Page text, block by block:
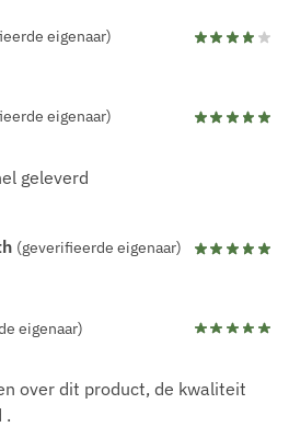
eigenaar)
eigenaar)
geleverd
(geverifieerde eigenaar)
eigenaar)
over dit product, de kwaliteit
.